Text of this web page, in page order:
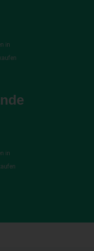
in
in